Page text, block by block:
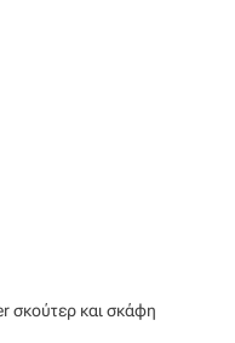
σκούτερ και σκάφη